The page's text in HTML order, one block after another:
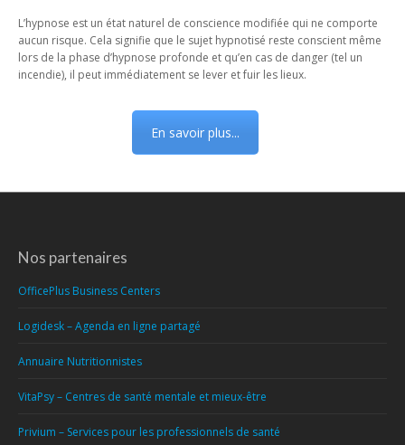
L’hypnose est un état naturel de conscience modifiée qui ne comporte
aucun risque. Cela signifie que le sujet hypnotisé reste conscient même
lors de la phase d’hypnose profonde et qu’en cas de danger (tel un
incendie), il peut immédiatement se lever et fuir les lieux.
En savoir plus...
Nos partenaires
OfficePlus Business Centers
Logidesk – Agenda en ligne partagé
Annuaire Nutritionnistes
VitaPsy – Centres de santé mentale et mieux-être
Privium – Services pour les professionnels de santé